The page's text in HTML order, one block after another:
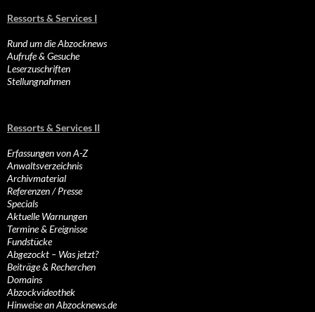
Ressorts & Services I
Rund um die Abzocknews
Aufrufe & Gesuche
Leserzuschriften
Stellungnahmen
Ressorts & Services II
Erfassungen von A-Z
Anwaltsverzeichnis
Archivmaterial
Referenzen / Presse
Specials
Aktuelle Warnungen
Termine & Ereignisse
Fundstücke
Abgezockt – Was jetzt?
Beiträge & Recherchen
Domains
Abzockvideothek
Hinweise an Abzocknews.de